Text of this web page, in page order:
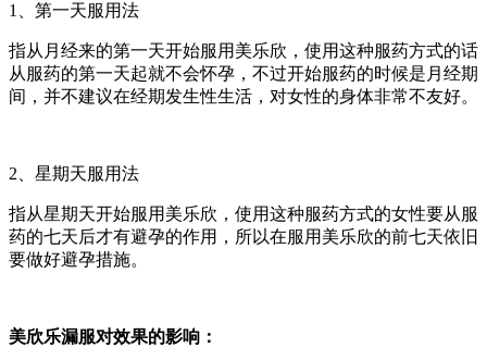
1、第一天服用法
指从月经来的第一天开始服用美乐欣，使用这种服药方式的话
从服药的第一天起就不会怀孕，不过开始服药的时候是月经期
间，并不建议在经期发生性生活，对女性的身体非常不友好。
2、星期天服用法
指从星期天开始服用美乐欣，使用这种服药方式的女性要从服
药的七天后才有避孕的作用，所以在服用美乐欣的前七天依旧
要做好避孕措施。
美欣乐漏服对效果的影响：